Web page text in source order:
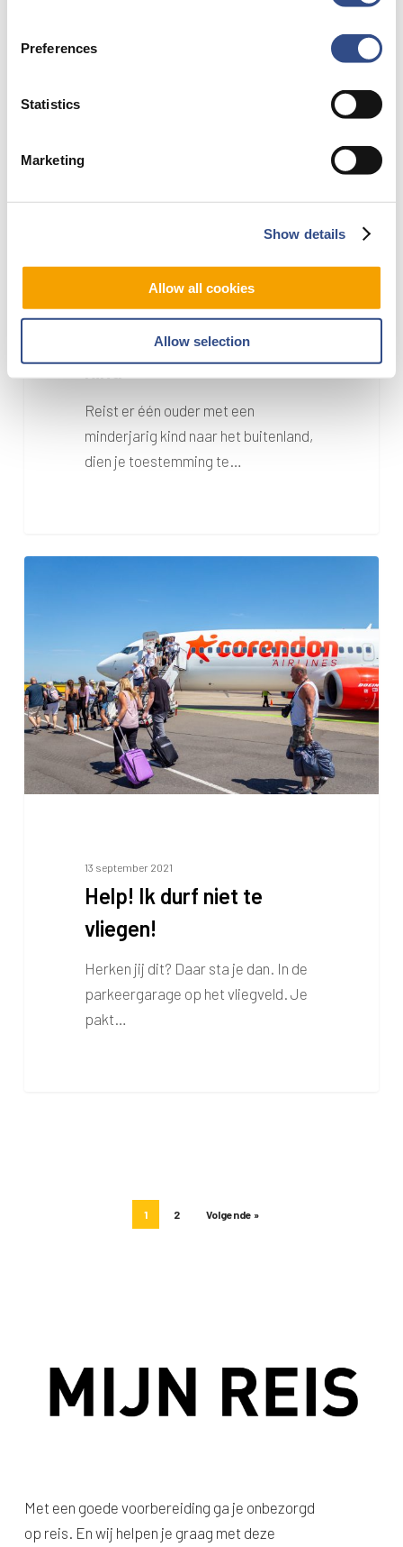
Preferences
Statistics
Marketing
Show details
Allow all cookies
Allow selection
minderjarig
Toestemmingsverklaring
reizen met minderjarig
kind
Reist er één ouder met een
minderjarig kind naar het buitenland,
dien je toestemming te…
vliegen!
13 september 2021
Help! Ik durf niet te
vliegen!
Herken jij dit? Daar sta je dan. In de
parkeergarage op het vliegveld. Je
pakt…
1 2 Volgende »
Met een goede voorbereiding ga je onbezorgd
op reis. En wij helpen je graag met deze